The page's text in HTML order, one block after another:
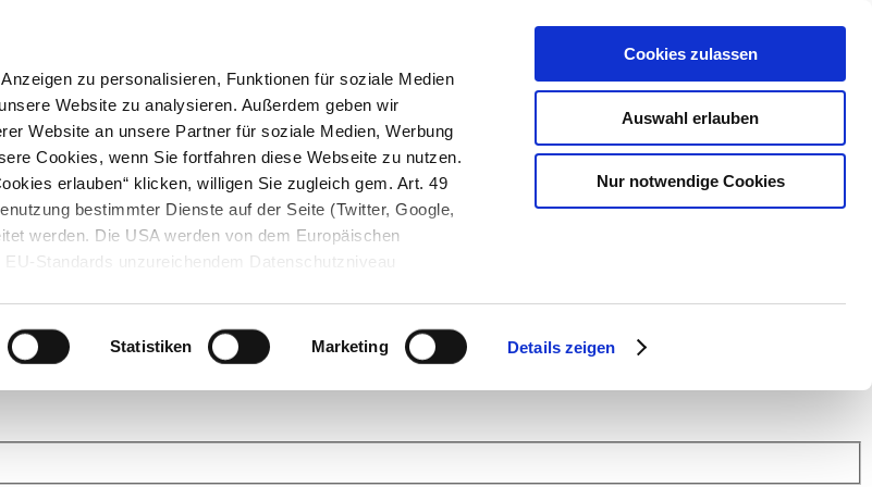
zu personalisieren, Funktionen für soziale Medien
Website zu analysieren. Außerdem geben wir
Website an unsere Partner für soziale Medien, Werbung
Cookies, wenn Sie fortfahren diese Webseite zu nutzen.
erlauben“ klicken, willigen Sie zugleich gem. Art. 49
bestimmter Dienste auf der Seite (Twitter, Google,
werden. Die USA werden von dem Europäischen
Standards unzureichendem Datenschutzniveau
Statistiken Marketing Details zeigen
Cookies zulassen
Auswahl erlauben
Nur notwendige Cookies
Fragen und helfen Sie mit Ihrem Wissen anderen weiter.